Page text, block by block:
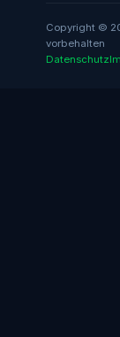
Copyright ©
vorbehalten
Datenschutz